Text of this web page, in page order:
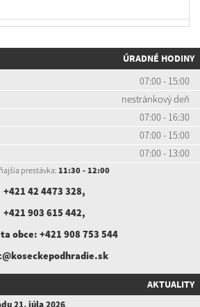
ÚRADNÉ HODINY
07:00 - 15:00
nestránkový deň
07:00 - 16:30
07:00 - 15:00
07:00 - 13:00
prestávka:11:30 - 12:00
+421 42 4473 328,
+421 903 615 442,
obce: +421 908 753 544
AKTUALITY
21. júla 2026